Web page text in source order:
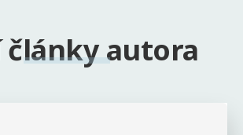
články autora